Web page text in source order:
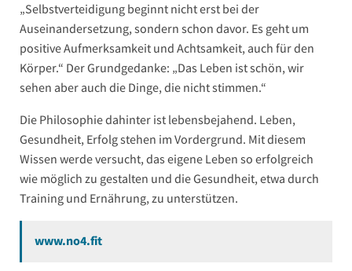
„Selbstverteidigung beginnt nicht erst bei der
Auseinandersetzung, sondern schon davor. Es geht um
positive Aufmerksamkeit und Achtsamkeit, auch für den
Körper.“ Der Grundgedanke: „Das Leben ist schön, wir
sehen aber auch die Dinge, die nicht stimmen.“
Die Philosophie dahinter ist lebensbejahend. Leben,
Gesundheit, Erfolg stehen im Vordergrund. Mit diesem
Wissen werde versucht, das eigene Leben so erfolgreich
wie möglich zu gestalten und die Gesundheit, etwa durch
Training und Ernährung, zu unterstützen.
www.no4.fit